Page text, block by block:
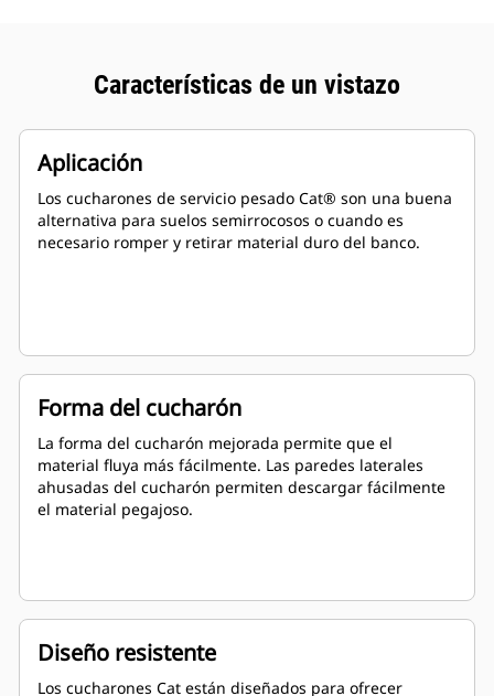
Características de un vistazo
Aplicación
Los cucharones de servicio pesado Cat® son una buena
alternativa para suelos semirrocosos o cuando es
necesario romper y retirar material duro del banco.
Forma del cucharón
La forma del cucharón mejorada permite que el
material fluya más fácilmente. Las paredes laterales
ahusadas del cucharón permiten descargar fácilmente
el material pegajoso.
Diseño resistente
Los cucharones Cat están diseñados para ofrecer